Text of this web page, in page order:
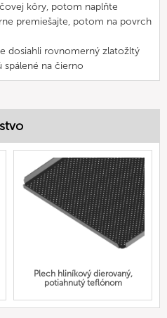
kôry, potom naplňte
premiešajte, potom na povrch
dosiahli rovnomerný zlatožltý
na čierno
Plech hliníkový dierovaný,
potiahnutý teflónom